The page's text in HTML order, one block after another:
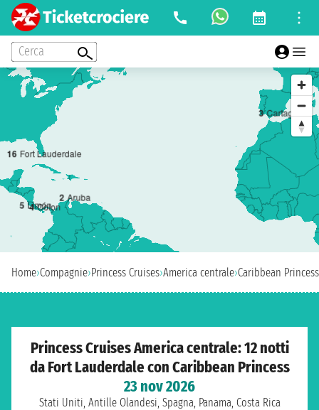
Cerca
16 Fort Lauderdale
2 Aruba
3 Cartagena
4 Colon
5 Limón
Home›Compagnie›Princess Cruises›America centrale›Caribbean Princess
Princess Cruises America centrale: 12 notti
da Fort Lauderdale con Caribbean Princess
23 nov 2026
Stati Uniti, Antille Olandesi, Spagna, Panama, Costa Rica